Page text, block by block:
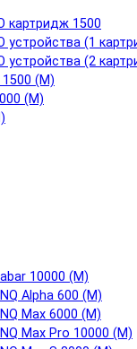
картридж 1500
устройства (1
устройства (2
1500 (М)
(М)
10000 (М)
Alpha 600 (М)
Max 6000 (М)
Max Pro 10000 (М)